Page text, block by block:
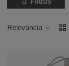
Relevancia